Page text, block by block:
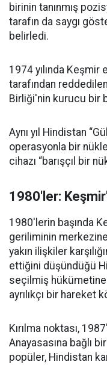
birinin tanınmış
tarafın da saygı
belirledi.
1974 yılında
tarafından
Birliği'nin kurucu bir
Aynı yıl Hindistan
operasyonla bir
cihazı “barışçıl bir
1980'ler:
1980'lerin başında
geriliminin
yakın ilişkiler
ettiğini düşündüğü
seçilmiş hükümetine
ayrılıkçı bir hareket
Kırılma noktası,
Anayasasına bağlı
popüler, Hindistan